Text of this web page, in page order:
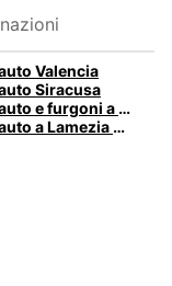
Valencia
Siracusa
Noleggio auto e furgoni a Pescara
Noleggio auto a Lamezia Terme, Italia